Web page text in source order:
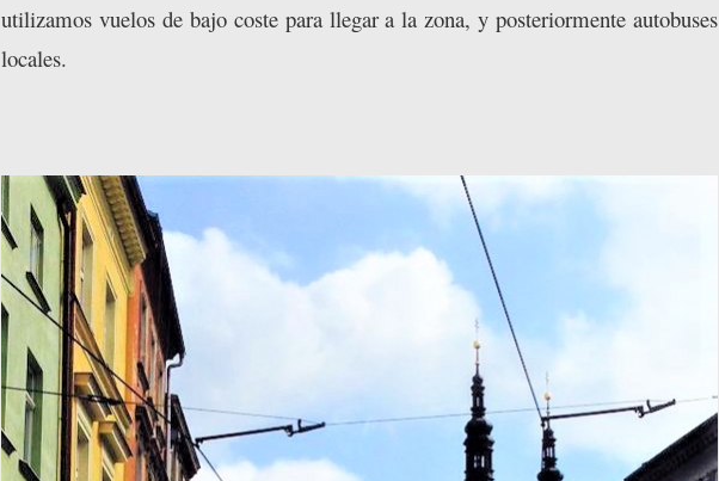
utilizamos vuelos de bajo coste para llegar a la zona, y posteriormente autobuses
locales.